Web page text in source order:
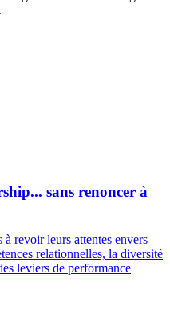
sans renoncer à
revoir leurs attentes envers
relationnelles, la diversité
leviers de performance